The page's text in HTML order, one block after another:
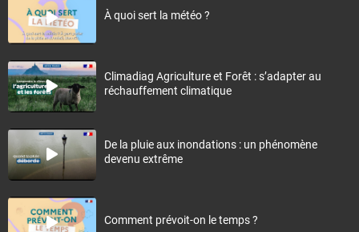
À quoi sert la météo ?
Climadiag Agriculture et Forêt : s’adapter au
réchauffement climatique
De la pluie aux inondations : un phénomène
devenu extrême
Comment prévoit-on le temps ?